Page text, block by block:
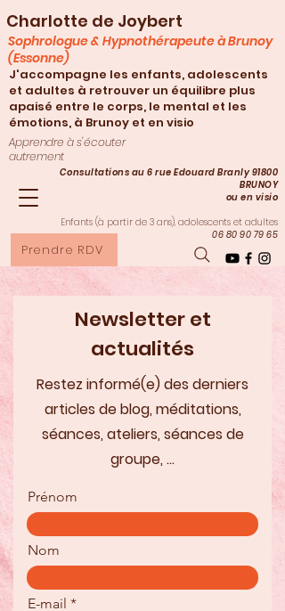
Charlotte de Joybert
Consultations au 6 rue Edouard Branly 91800
BRUNOY
ou en visio
Enfants (à partir de 3 ans), adolescents et adultes
06 80 90 79 65
Apprendre à s'écouter
autrement
Prendre RDV
Sophrologue & Hypnothérapeute à Brunoy
(Essonne)
J'accompagne les enfants, adolescents
et adultes à retrouver un équilibre plus
apaisé entre le corps, le mental et les
émotions, à Brunoy et en visio
Newsletter et
actualités
Restez informé(e) des derniers
articles de blog, méditations,
séances, ateliers, séances de
groupe, ...
Prénom
Nom
E-mail